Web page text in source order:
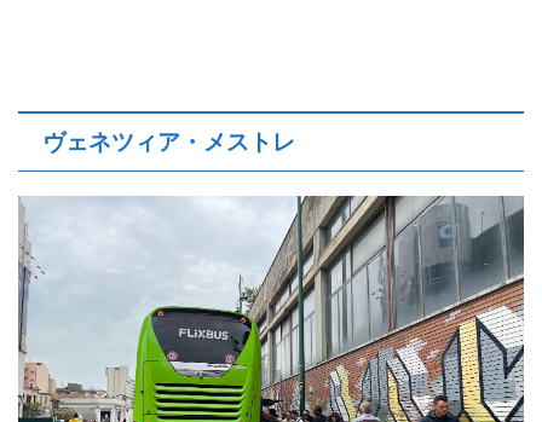
ヴェネツィア・メストレ